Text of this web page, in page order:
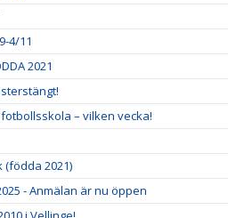
4/11
2021
– vilken vecka!
2021)
- Anmälan är nu öppen